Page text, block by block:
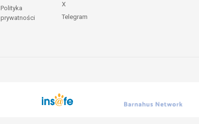
Polityka
prywatności
X
Telegram